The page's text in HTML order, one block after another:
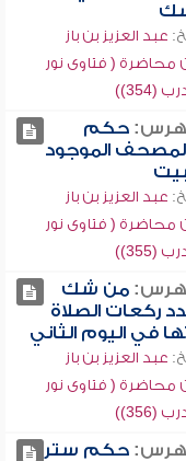
عبد العزيز بن باز
محاضرة ( فتاوى نور
(354))
حكم
الموجود
عبد العزيز بن باز
محاضرة ( فتاوى نور
(355))
من شك
ركعات الصلاة
في اليوم الثاني
عبد العزيز بن باز
محاضرة ( فتاوى نور
(356))
حكم ستر